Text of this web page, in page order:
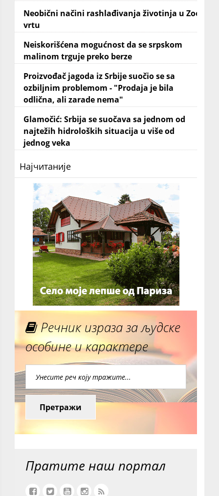
Neobični načini rashlađivanja životinja u Zoo
vrtu
Neiskorišćena mogućnost da se srpskom
malinom trguje preko berze
Proizvođač jagoda iz Srbije suočio se sa
ozbiljnim problemom - "Prodaja je bila
odlična, ali zarade nema"
Glamočić: Srbija se suočava sa jednom od
najtežih hidroloških situacija u više od
jednog veka
Најчитаније
Речник израза за људске
особине и карактере
Претражи
Пратите наш портал